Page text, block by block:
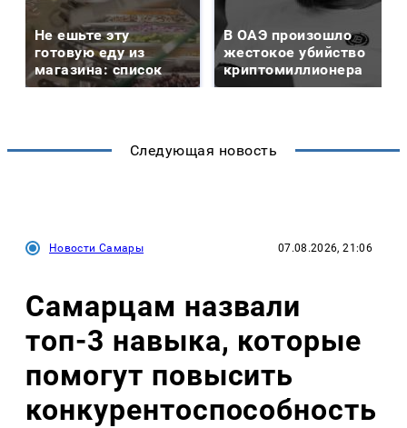
Не ешьте эту
готовую еду из
магазина: список
В ОАЭ произошло
жестокое убийство
криптомиллионера
Следующая новость
Новости Самары 07.08.2026, 21:06
Самарцам назвали
топ-3 навыка, которые
помогут повысить
конкурентоспособность